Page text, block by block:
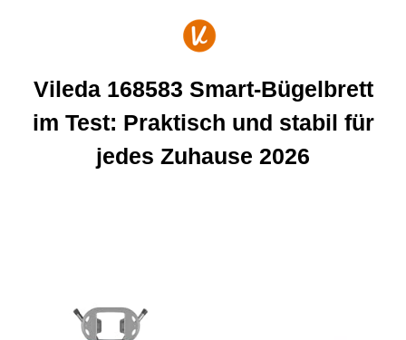
Vileda 168583 Smart-Bügelbrett
im Test: Praktisch und stabil für
jedes Zuhause 2026